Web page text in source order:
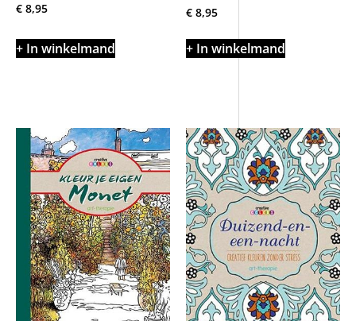
€ 8,95
+ In winkelmand
€ 8,95
+ In winkelmand